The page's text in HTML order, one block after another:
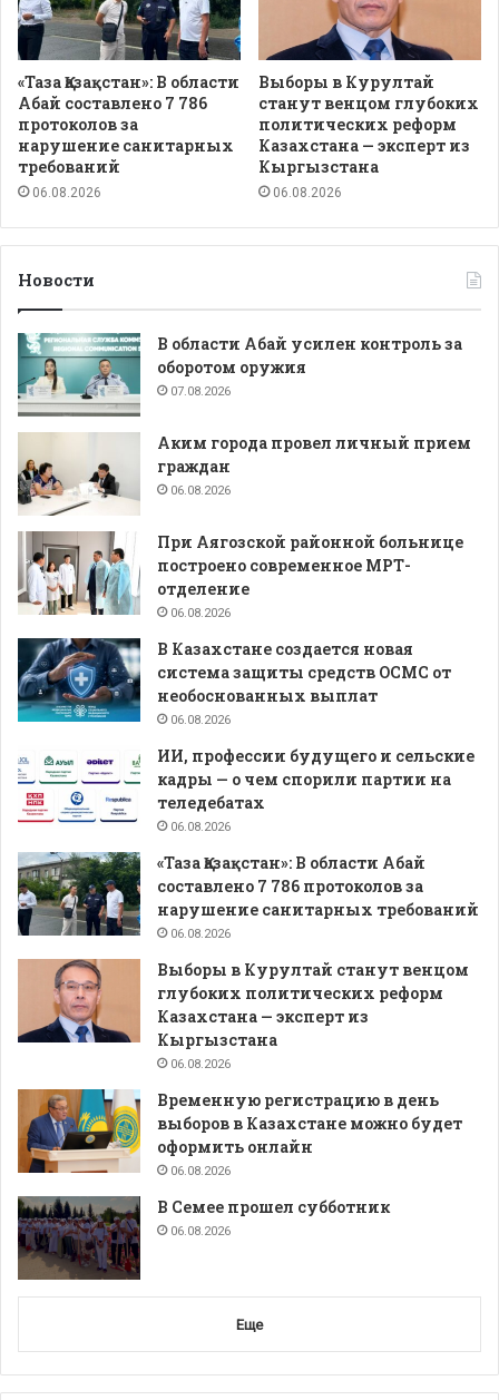
«Таза Қазақстан»: В области
Абай составлено 7 786
протоколов за
нарушение санитарных
требований
06.08.2026
Выборы в Курултай
станут венцом глубоких
политических реформ
Казахстана — эксперт из
Кыргызстана
06.08.2026
Новости
В области Абай усилен контроль за
оборотом оружия
07.08.2026
Аким города провел личный прием
граждан
06.08.2026
При Аягозской районной больнице
построено современное МРТ-
отделение
06.08.2026
В Казахстане создается новая
система защиты средств ОСМС от
необоснованных выплат
06.08.2026
ИИ, профессии будущего и сельские
кадры — о чем спорили партии на
теледебатах
06.08.2026
«Таза Қазақстан»: В области Абай
составлено 7 786 протоколов за
нарушение санитарных требований
06.08.2026
Выборы в Курултай станут венцом
глубоких политических реформ
Казахстана — эксперт из
Кыргызстана
06.08.2026
Временную регистрацию в день
выборов в Казахстане можно будет
оформить онлайн
06.08.2026
В Семее прошел субботник
06.08.2026
Еще